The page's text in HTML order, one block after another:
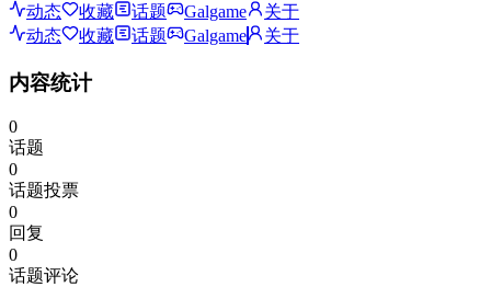
动态
收藏 话题 Galgame
关于
动态
收藏 话题 Galgame 关于
内容统计
0
话题
0
话题投票
0
回复
0
话题评论